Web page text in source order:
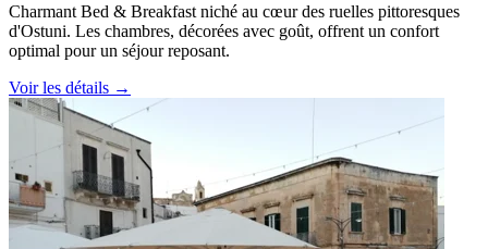
Charmant Bed & Breakfast niché au cœur des ruelles pittoresques
d'Ostuni. Les chambres, décorées avec goût, offrent un confort
optimal pour un séjour reposant.
Voir les détails →